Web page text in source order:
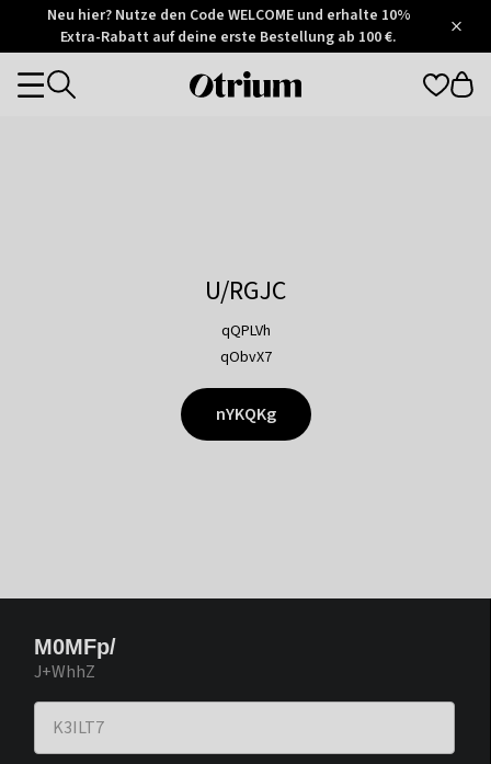
Otrium
Trustpilot
Neu hier? Nutze den Code WELCOME und erhalte 10%
Extra-Rabatt auf deine erste Bestellung ab 100 €.
Otrium
Categories
U/RGJC
qQPLVh
qObvX7
nYKQKg
M0MFp/
J+WhhZ